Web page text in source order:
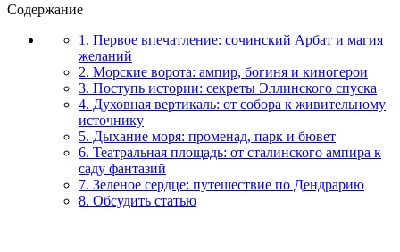
Содержание
1. Первое впечатление: сочинский Арбат и магия
желаний
2. Морские ворота: ампир, богиня и киногерои
3. Поступь истории: секреты Эллинского спуска
4. Духовная вертикаль: от собора к живительному
источнику
5. Дыхание моря: променад, парк и бювет
6. Театральная площадь: от сталинского ампира к
саду фантазий
7. Зеленое сердце: путешествие по Дендрарию
8. Обсудить статью